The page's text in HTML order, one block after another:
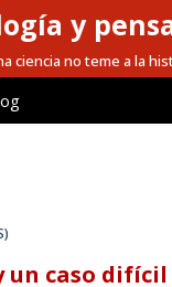
y
ciencia no teme a la
un caso